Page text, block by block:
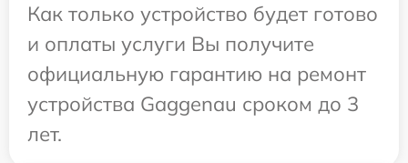
Как только устройство будет готово
и оплаты услуги Вы получите
официальную гарантию на ремонт
устройства Gaggenau сроком до 3
лет.